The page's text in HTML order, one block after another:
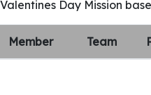
Valentines Day Mission
Member Team